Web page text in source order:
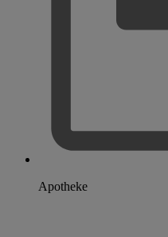
Apotheke